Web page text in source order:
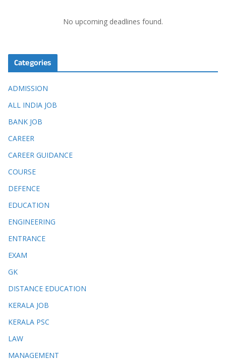
No upcoming deadlines found.
Categories
ADMISSION
ALL INDIA JOB
BANK JOB
CAREER
CAREER GUIDANCE
COURSE
DEFENCE
EDUCATION
ENGINEERING
ENTRANCE
EXAM
GK
DISTANCE EDUCATION
KERALA JOB
KERALA PSC
LAW
MANAGEMENT